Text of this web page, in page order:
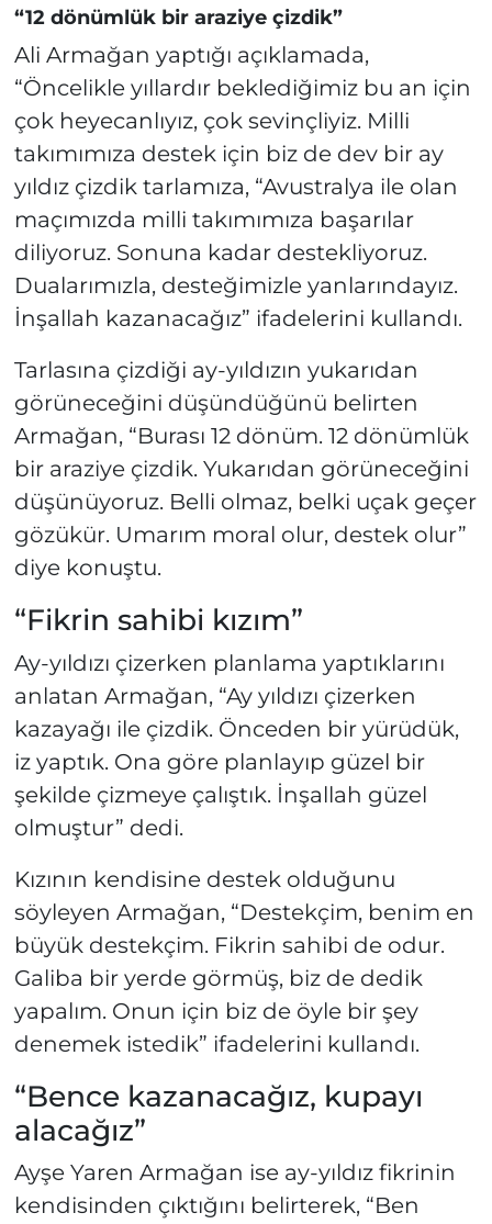
“12 dönümlük bir araziye çizdik”
Ali Armağan yaptığı açıklamada,
“Öncelikle yıllardır beklediğimiz bu an için
çok heyecanlıyız, çok sevinçliyiz. Milli
takımımıza destek için biz de dev bir ay
yıldız çizdik tarlamıza, “Avustralya ile olan
maçımızda milli takımımıza başarılar
diliyoruz. Sonuna kadar destekliyoruz.
Dualarımızla, desteğimizle yanlarındayız.
İnşallah kazanacağız” ifadelerini kullandı.
Tarlasına çizdiği ay-yıldızın yukarıdan
görüneceğini düşündüğünü belirten
Armağan, “Burası 12 dönüm. 12 dönümlük
bir araziye çizdik. Yukarıdan görüneceğini
düşünüyoruz. Belli olmaz, belki uçak geçer
gözükür. Umarım moral olur, destek olur”
diye konuştu.
“Fikrin sahibi kızım”
Ay-yıldızı çizerken planlama yaptıklarını
anlatan Armağan, “Ay yıldızı çizerken
kazayağı ile çizdik. Önceden bir yürüdük,
iz yaptık. Ona göre planlayıp güzel bir
şekilde çizmeye çalıştık. İnşallah güzel
olmuştur” dedi.
Kızının kendisine destek olduğunu
söyleyen Armağan, “Destekçim, benim en
büyük destekçim. Fikrin sahibi de odur.
Galiba bir yerde görmüş, biz de dedik
yapalım. Onun için biz de öyle bir şey
denemek istedik” ifadelerini kullandı.
“Bence kazanacağız, kupayı
alacağız”
Ayşe Yaren Armağan ise ay-yıldız fikrinin
kendisinden çıktığını belirterek, “Ben